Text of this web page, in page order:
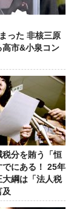
った 非核三原
高市&小泉コン
分を賄う「恒
にある！ 25年
大綱は「法人税
及